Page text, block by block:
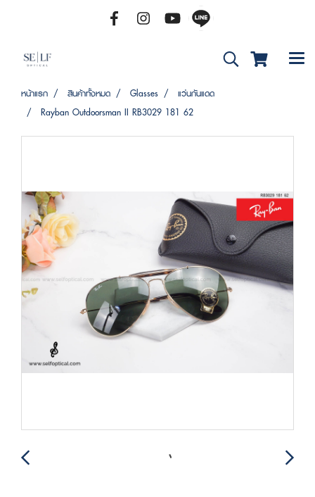
หน้าแรก สินค้าทั้งหมด Glasses
แว่นกันแดด
Rayban Outdoorsman II RB3029 181 62